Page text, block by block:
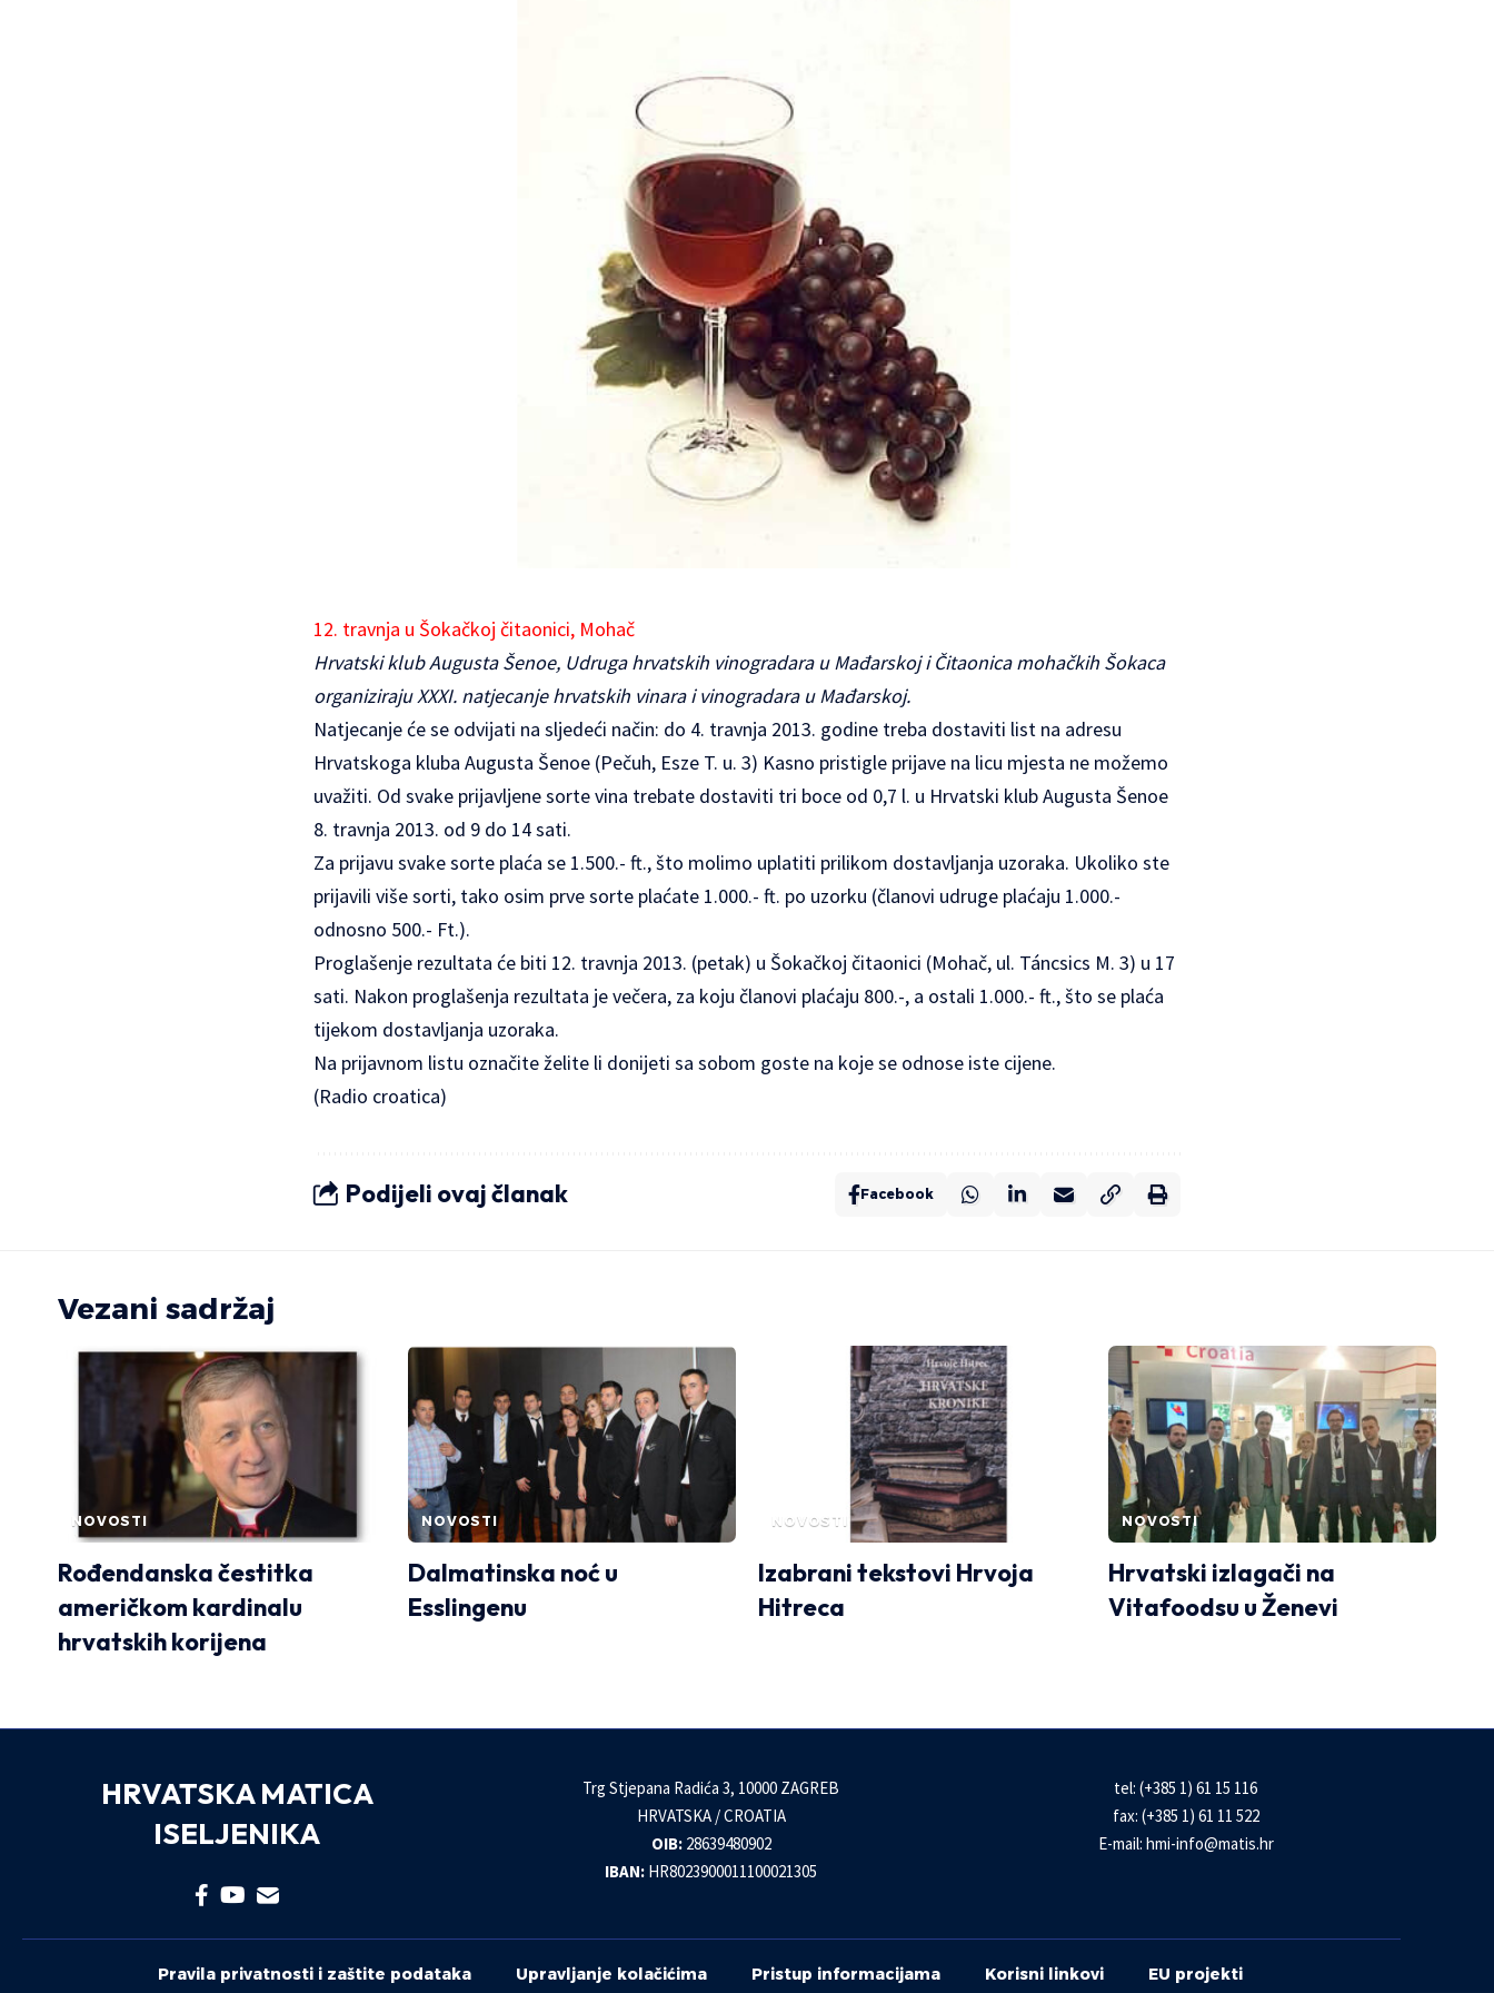
12. travnja u Šokačkoj čitaonici, Mohač
Hrvatski klub Augusta Šenoe, Udruga hrvatskih vinogradara u Mađarskoj i Čitaonica mohačkih Šokaca
organiziraju XXXI. natjecanje hrvatskih vinara i vinogradara u Mađarskoj.
Natjecanje će se odvijati na sljedeći način: do 4. travnja 2013. godine treba dostaviti list na adresu
Hrvatskoga kluba Augusta Šenoe (Pečuh, Esze T. u. 3) Kasno pristigle prijave na licu mjesta ne možemo
uvažiti. Od svake prijavljene sorte vina trebate dostaviti tri boce od 0,7 l. u Hrvatski klub Augusta Šenoe
8. travnja 2013. od 9 do 14 sati.
Za prijavu svake sorte plaća se 1.500.- ft., što molimo uplatiti prilikom dostavljanja uzoraka. Ukoliko ste
prijavili više sorti, tako osim prve sorte plaćate 1.000.- ft. po uzorku (članovi udruge plaćaju 1.000.-
odnosno 500.- Ft.).
Proglašenje rezultata će biti 12. travnja 2013. (petak) u Šokačkoj čitaonici (Mohač, ul. Táncsics M. 3) u 17
sati. Nakon proglašenja rezultata je večera, za koju članovi plaćaju 800.-, a ostali 1.000.- ft., što se plaća
tijekom dostavljanja uzoraka.
Na prijavnom listu označite želite li donijeti sa sobom goste na koje se odnose iste cijene.
(Radio croatica)
Podijeli ovaj članak Facebook
Vezani sadržaj
NOVOSTI
Rođendanska čestitka
američkom kardinalu
hrvatskih korijena
NOVOSTI
Dalmatinska noć u
Esslingenu
NOVOSTI
Izabrani tekstovi Hrvoja
Hitreca
NOVOSTI
Hrvatski izlagači na
Vitafoodsu u Ženevi
HRVATSKA MATICA
ISELJENIKA
Trg Stjepana Radića 3, 10000 ZAGREB
HRVATSKA / CROATIA
OIB:28639480902
IBAN: HR8023900011100021305
tel: (+385 1) 61 15 116
fax: (+385 1) 61 11 522
E-mail: hmi-info@matis.hr
Pravila privatnosti i zaštite podataka Upravljanje kolačićima Pristup informacijama Korisni linkovi EU projekti